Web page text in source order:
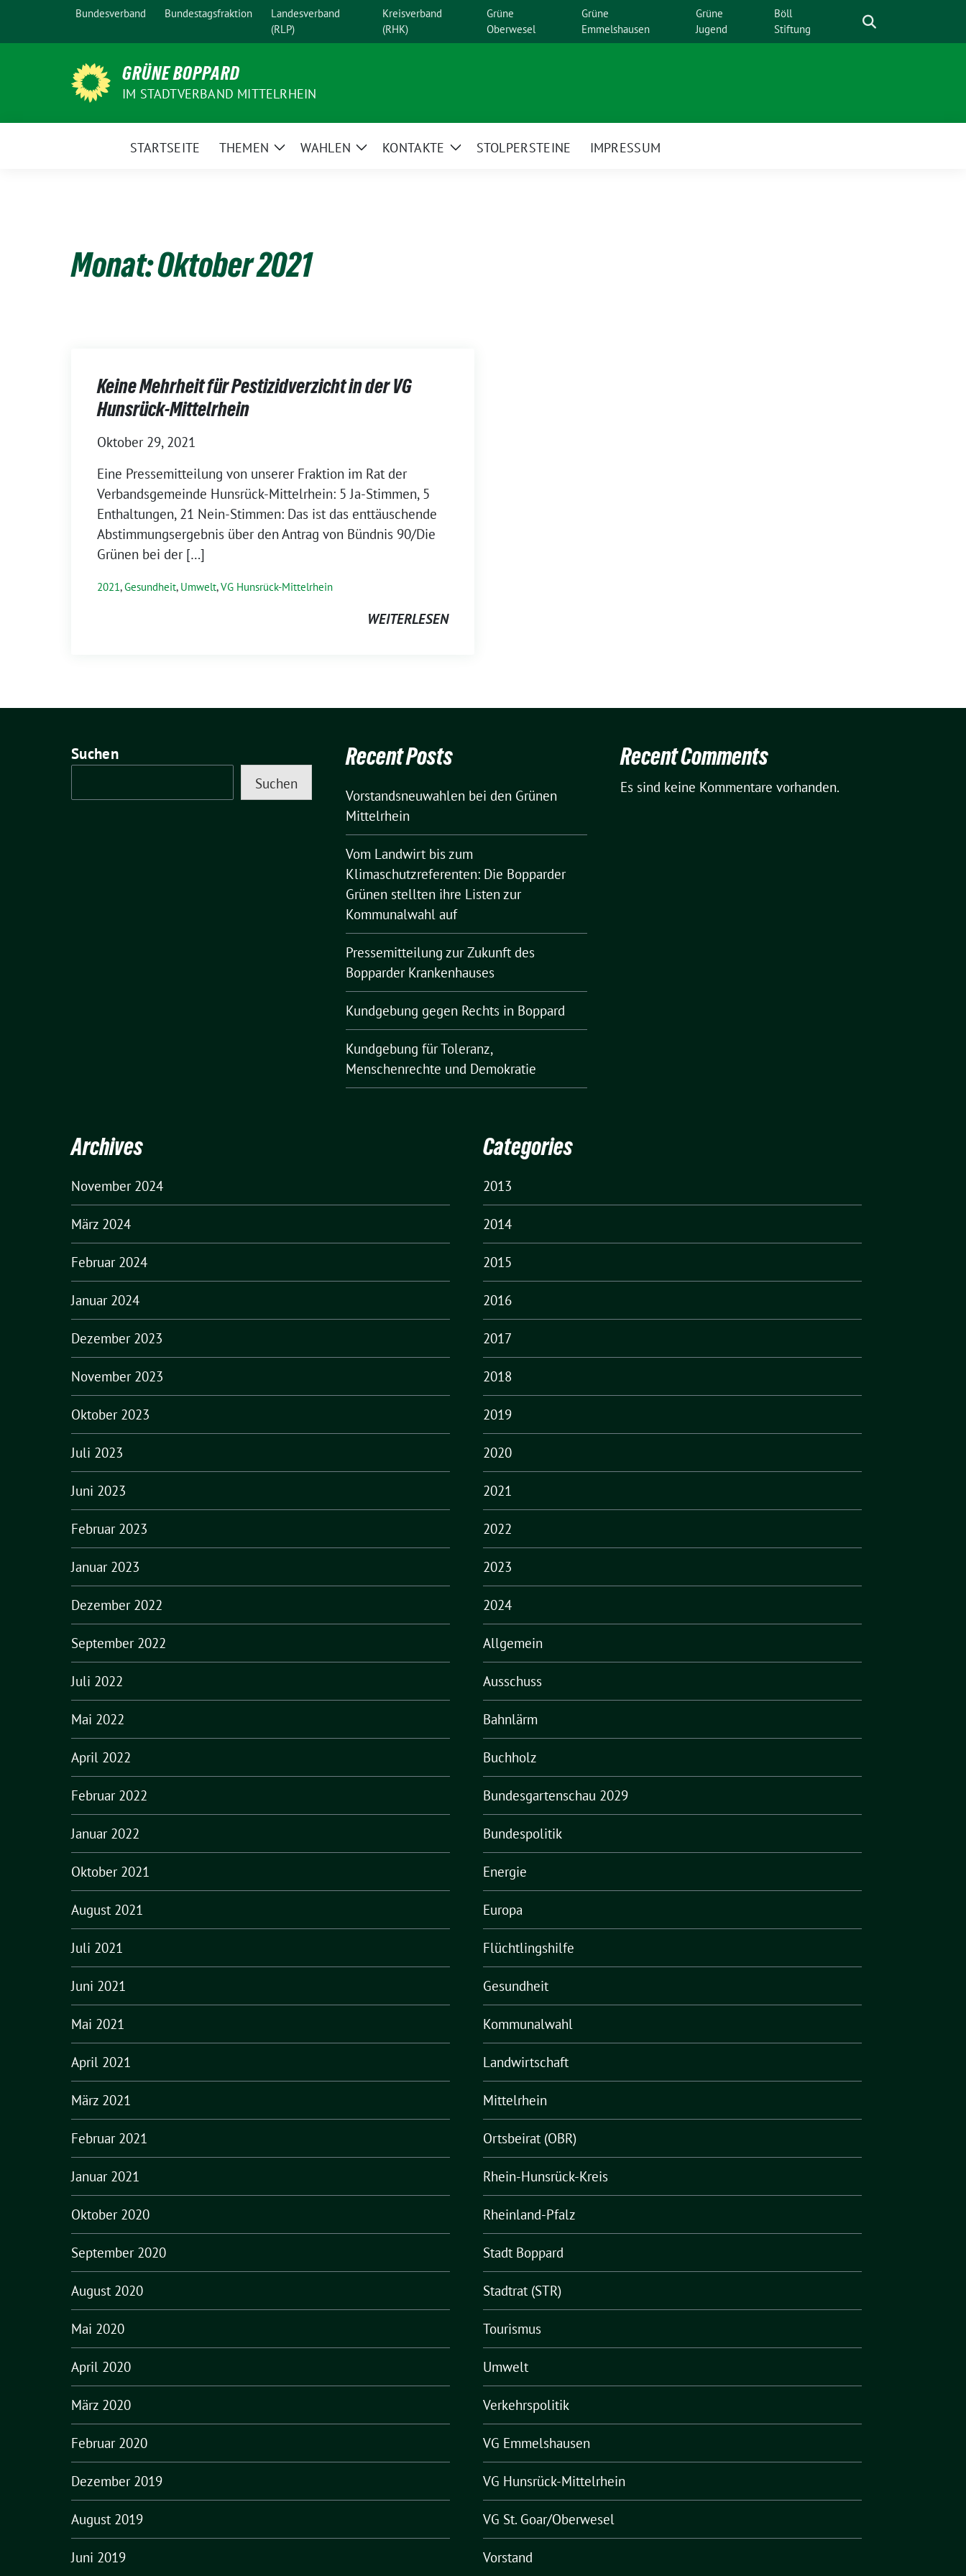
Bundesverband Bundestagsfraktion
Landesverband
(RLP)
Kreisverband
(RHK)
Grüne
Oberwesel
Grüne
Emmelshausen
Grüne
Jugend
Böll
Stiftung
GRÜNE BOPPARD
IM STADTVERBAND MITTELRHEIN
STARTSEITE THEMEN
ZeigeWAHLEN
ZeigeKONTAKTE
ZeigeSTOLPERSTEINE IMPRESSUM
Monat:Oktober 2021
Keine Mehrheit für Pestizidverzicht in der VG
Hunsrück-Mittelrhein
Oktober 29, 2021
Eine Pressemitteilung von unserer Fraktion im Rat der
Verbandsgemeinde Hunsrück-Mittelrhein: 5 Ja-Stimmen, 5
Enthaltungen, 21 Nein-Stimmen: Das ist das enttäuschende
Abstimmungsergebnis über den Antrag von Bündnis 90/Die
Grünen bei der […]
2021,Gesundheit, Umwelt,VG Hunsrück-Mittelrhein
WEITERLESEN
Suchen
Suchen
Recent Posts
Vorstandsneuwahlen bei den Grünen
Mittelrhein
Vom Landwirt bis zum
Klimaschutzreferenten: Die Bopparder
Grünen stellten ihre Listen zur
Kommunalwahl auf
Pressemitteilung zur Zukunft des
Bopparder Krankenhauses
Kundgebung gegen Rechts in Boppard
Kundgebung für Toleranz,
Menschenrechte und Demokratie
Recent Comments
Es sind keine Kommentare vorhanden.
Archives
November 2024
März 2024
Februar 2024
Januar 2024
Dezember 2023
November 2023
Oktober 2023
Juli 2023
Juni 2023
Februar 2023
Januar 2023
Dezember 2022
September 2022
Juli 2022
Mai 2022
April 2022
Februar 2022
Januar 2022
Oktober 2021
August 2021
Juli 2021
Juni 2021
Mai 2021
April 2021
März 2021
Februar 2021
Januar 2021
Oktober 2020
September 2020
August 2020
Mai 2020
April 2020
März 2020
Februar 2020
Dezember 2019
August 2019
Juni 2019
Categories
2013
2014
2015
2016
2017
2018
2019
2020
2021
2022
2023
2024
Allgemein
Ausschuss
Bahnlärm
Buchholz
Bundesgartenschau 2029
Bundespolitik
Energie
Europa
Flüchtlingshilfe
Gesundheit
Kommunalwahl
Landwirtschaft
Mittelrhein
Ortsbeirat (OBR)
Rhein-Hunsrück-Kreis
Rheinland-Pfalz
Stadt Boppard
Stadtrat (STR)
Tourismus
Umwelt
Verkehrspolitik
VG Emmelshausen
VG Hunsrück-Mittelrhein
VG St. Goar/Oberwesel
Vorstand